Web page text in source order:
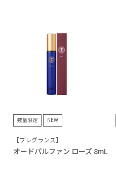
数量限定 NEW
【フレグランス】
オードパルファン ローズ 8mL